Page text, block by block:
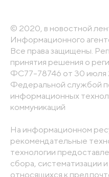
© 2020, в новостной
Информационного
Все права защищены.
принятия решения о
ФС77-78746 от 30 июля
Федеральной службой
информационных
коммуникаций
На информационном
рекомендательные
технологии
сбора, систематизации и
относящихся к